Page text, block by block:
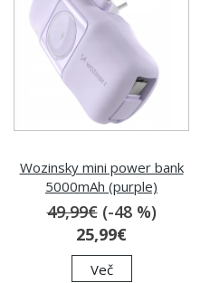
Wozinsky mini power bank
5000mAh (purple)
49,99€(-48 %)
25,99€
Več